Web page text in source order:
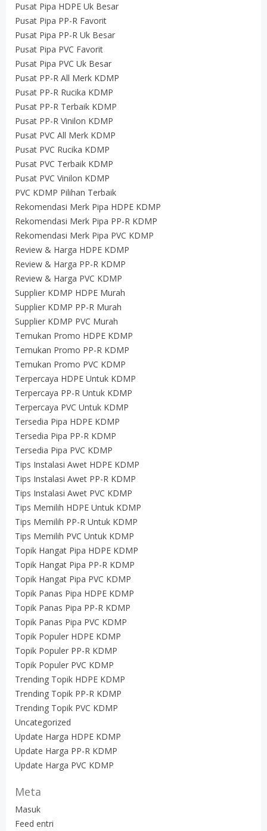
Pusat Pipa HDPE Uk Besar
Pusat Pipa PP-R Favorit
Pusat Pipa PP-R Uk Besar
Pusat Pipa PVC Favorit
Pusat Pipa PVC Uk Besar
Pusat PP-R All Merk KDMP
Pusat PP-R Rucika KDMP
Pusat PP-R Terbaik KDMP
Pusat PP-R Vinilon KDMP
Pusat PVC All Merk KDMP
Pusat PVC Rucika KDMP
Pusat PVC Terbaik KDMP
Pusat PVC Vinilon KDMP
PVC KDMP Pilihan Terbaik
Rekomendasi Merk Pipa HDPE KDMP
Rekomendasi Merk Pipa PP-R KDMP
Rekomendasi Merk Pipa PVC KDMP
Review & Harga HDPE KDMP
Review & Harga PP-R KDMP
Review & Harga PVC KDMP
Supplier KDMP HDPE Murah
Supplier KDMP PP-R Murah
Supplier KDMP PVC Murah
Temukan Promo HDPE KDMP
Temukan Promo PP-R KDMP
Temukan Promo PVC KDMP
Terpercaya HDPE Untuk KDMP
Terpercaya PP-R Untuk KDMP
Terpercaya PVC Untuk KDMP
Tersedia Pipa HDPE KDMP
Tersedia Pipa PP-R KDMP
Tersedia Pipa PVC KDMP
Tips Instalasi Awet HDPE KDMP
Tips Instalasi Awet PP-R KDMP
Tips Instalasi Awet PVC KDMP
Tips Memilih HDPE Untuk KDMP
Tips Memilih PP-R Untuk KDMP
Tips Memilih PVC Untuk KDMP
Topik Hangat Pipa HDPE KDMP
Topik Hangat Pipa PP-R KDMP
Topik Hangat Pipa PVC KDMP
Topik Panas Pipa HDPE KDMP
Topik Panas Pipa PP-R KDMP
Topik Panas Pipa PVC KDMP
Topik Populer HDPE KDMP
Topik Populer PP-R KDMP
Topik Populer PVC KDMP
Trending Topik HDPE KDMP
Trending Topik PP-R KDMP
Trending Topik PVC KDMP
Uncategorized
Update Harga HDPE KDMP
Update Harga PP-R KDMP
Update Harga PVC KDMP
Meta
Masuk
Feed entri